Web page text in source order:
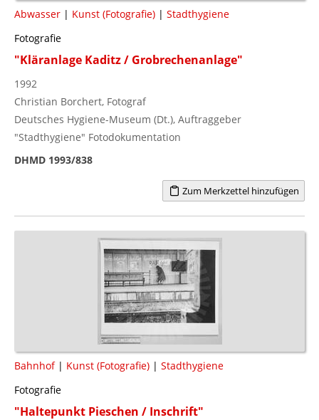
Abwasser | Kunst (Fotografie) | Stadthygiene
Fotografie
"Kläranlage Kaditz / Grobrechenanlage"
1992
Christian Borchert, Fotograf
Deutsches Hygiene-Museum (Dt.), Auftraggeber
"Stadthygiene" Fotodokumentation
DHMD 1993/838
Zum Merkzettel hinzufügen
Bahnhof| Kunst (Fotografie) | Stadthygiene
Fotografie
"Haltepunkt Pieschen / Inschrift"